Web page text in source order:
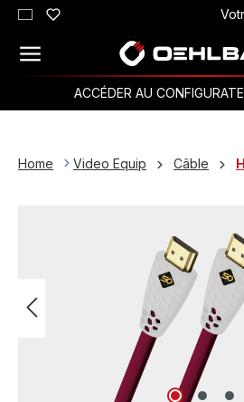
Passer au contenu principal
ACCÉDER AU
Home Video Equip Câble